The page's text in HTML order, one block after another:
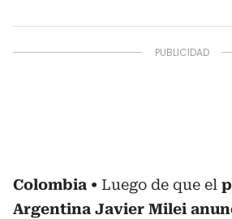
Colombia Luego de que el
Argentina Javier Milei